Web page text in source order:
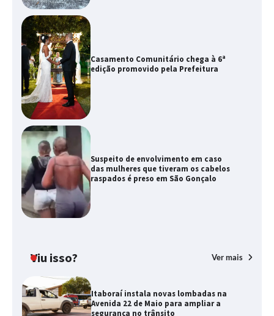
Casamento Comunitário chega à 6ª
edição promovido pela Prefeitura
Suspeito de envolvimento em caso
das mulheres que tiveram os cabelos
raspados é preso em São Gonçalo
Viu isso? Ver mais
Itaboraí instala novas lombadas na
Avenida 22 de Maio para ampliar a
segurança no trânsito